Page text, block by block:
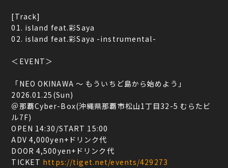
[Track]
01. island feat.彩Saya
02. island feat.彩Saya -instrumental-
＜EVENT＞
「NEO OKINAWA 〜 もういちど島から始めよう」
2026.01.25(Sun)
＠那覇Cyber-Box(沖縄県那覇市松山1丁目32-5 むらたビ
ル7F)
OPEN 14:30/START 15:00
ADV 4,000yen+ドリンク代
DOOR 4,500yen+ドリンク代
TICKET https://tiget.net/events/429273